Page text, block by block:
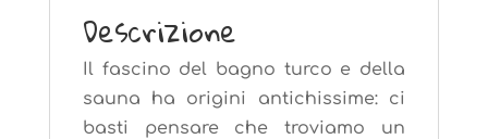
Descrizione
Il fascino del bagno turco e della
sauna ha origini antichissime: ci
basti pensare che troviamo un